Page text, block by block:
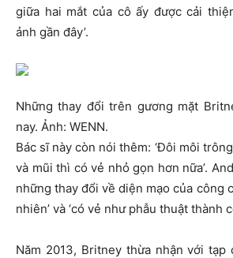
giữa hai mắt của cô ấy được cải
ảnh gần đây’.
Những thay đổi trên gương mặt
nay. Ảnh: WENN.
Bác sĩ này còn nói thêm: ‘Đôi môi
và mũi thì có vẻ nhỏ gọn hơn nữa’.
những thay đổi về diện mạo của công
nhiên’ và ‘có vẻ như phẫu thuật thành
Năm 2013, Britney thừa nhận với